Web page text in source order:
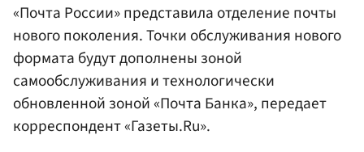
«Почта России» представила отделение почты
нового поколения. Точки обслуживания нового
формата будут дополнены зоной
самообслуживания и технологически
обновленной зоной «Почта Банка», передает
корреспондент «Газеты.Ru».